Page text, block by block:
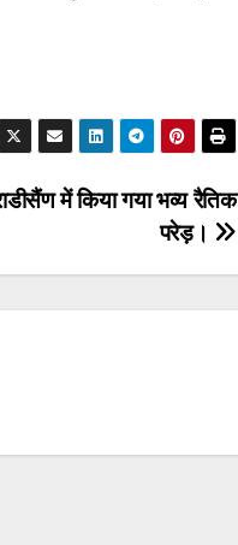
में किया गया भव्य रैतिक
परेड़।